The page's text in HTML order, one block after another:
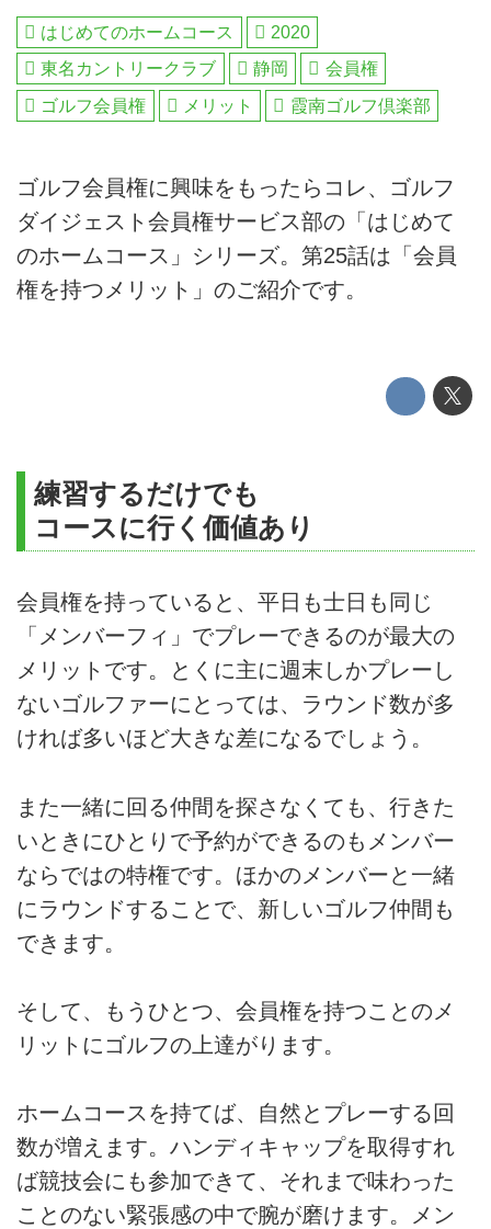
はじめてのホームコース
2020
東名カントリークラブ
静岡
会員権
ゴルフ会員権
メリット 霞南ゴルフ倶楽部
ゴルフ会員権に興味をもったらコレ、ゴルフ
ダイジェスト会員権サービス部の「はじめて
のホームコース」シリーズ。第25話は「会員
権を持つメリット」のご紹介です。
練習するだけでも
コースに行く価値あり
会員権を持っていると、平日も士日も同じ
「メンバーフィ」でプレーできるのが最大の
メリットです。とくに主に週末しかプレーし
ないゴルファーにとっては、ラウンド数が多
ければ多いほど大きな差になるでしょう。
また一緒に回る仲間を探さなくても、行きた
いときにひとりで予約ができるのもメンバー
ならではの特権です。ほかのメンバーと一緒
にラウンドすることで、新しいゴルフ仲間も
できます。
そして、もうひとつ、会員権を持つことのメ
リットにゴルフの上達がります。
ホームコースを持てば、自然とプレーする回
数が増えます。ハンディキャップを取得すれ
ば競技会にも参加できて、それまで味わった
ことのない緊張感の中で腕が磨けます。メン